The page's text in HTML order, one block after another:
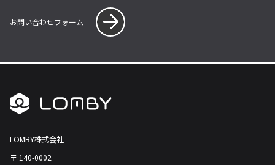
お問い合わせフォーム
LOMBY株式会社
〒 140-0002